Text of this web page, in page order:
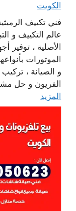
الكويت
فني تكييف
عالم التكييف و
الأصلية ، توفير
الموتورات
و الصيانة ، تركيب
الفريون و حل
المزيد